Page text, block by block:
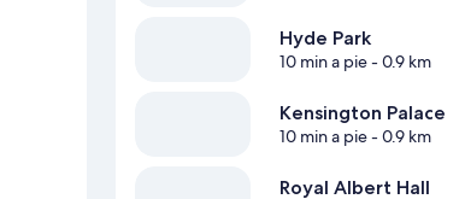
Hyde Park
10 min a pie- 0.9 km
Kensington Palace
10 min a pie- 0.9 km
Royal Albert Hall